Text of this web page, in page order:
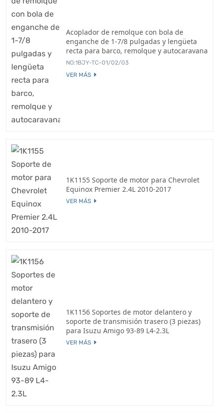
Acoplador de remolque con bola de
enganche de 1-7/8 pulgadas y lengüeta
recta para barco, remolque y autocaravana
NO:1BJY-TC-01/02/03
VER MÁS
1K1155 Soporte de motor para Chevrolet
Equinox Premier 2.4L 2010-2017
VER MÁS
1K1156 Soportes de motor delantero y
soporte de transmisión trasero (3 piezas)
para Isuzu Amigo 93-89 L4-2.3L
VER MÁS